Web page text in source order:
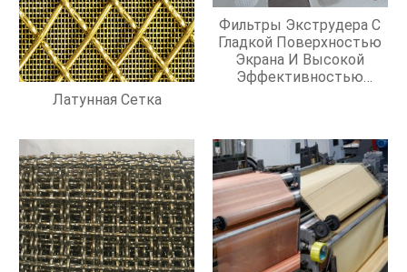
Латунная Сетка
Фильтры Экструдера С
Гладкой Поверхностью
Экрана И Высокой
Эффективностью